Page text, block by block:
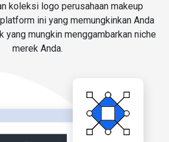
koleksi logo perusahaan makeup
ini yang memungkinkan Anda
yang mungkin menggambarkan niche
merek Anda.